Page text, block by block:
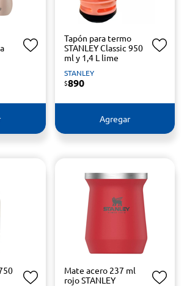
Tapón para termo
STANLEY Classic 950
ml y 1,4 L lime
STANLEY
$890
Agregar
Mate acero 237 ml
rojo STANLEY